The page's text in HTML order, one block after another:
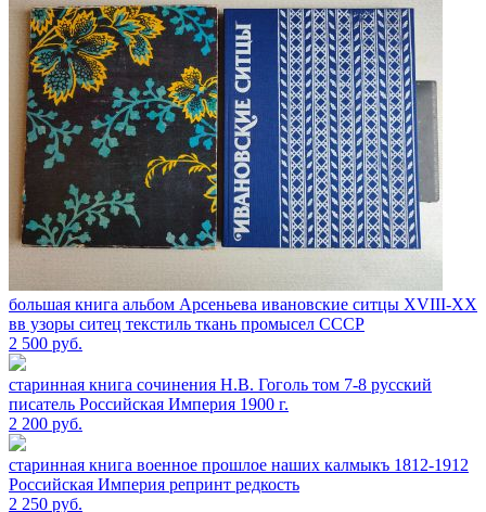
большая книга альбом Арсеньева ивановские ситцы XVIII-XX
вв узоры ситец текстиль ткань промысел СССР
2 500 руб.
старинная книга сочинения Н.В. Гоголь том 7-8 русский
писатель Российская Империя 1900 г.
2 200 руб.
старинная книга военное прошлое наших калмыкъ 1812-1912
Российская Империя репринт редкость
2 250 руб.